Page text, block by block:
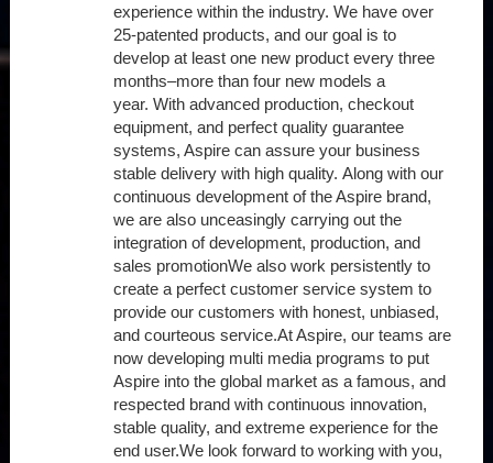
experience within the industry. We have over
25-patented products, and our goal is to
develop at least one new product every three
months–more than four new models a
year. With advanced production, checkout
equipment, and perfect quality guarantee
systems, Aspire can assure your business
stable delivery with high quality. Along with our
continuous development of the Aspire brand,
we are also unceasingly carrying out the
integration of development, production, and
sales promotionWe also work persistently to
create a perfect customer service system to
provide our customers with honest, unbiased,
and courteous service.At Aspire, our teams are
now developing multi media programs to put
Aspire into the global market as a famous, and
respected brand with continuous innovation,
stable quality, and extreme experience for the
end user.We look forward to working with you,